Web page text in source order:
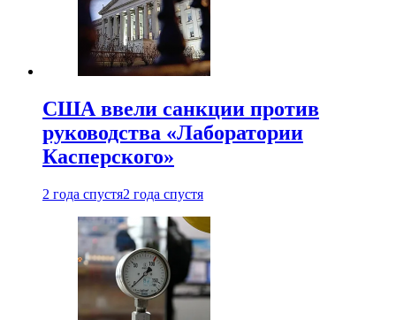
США ввели санкции против
руководства «Лаборатории
Касперского»
2 года спустя2 года спустя